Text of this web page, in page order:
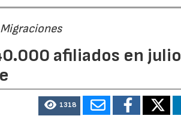
afiliados en julio
1318